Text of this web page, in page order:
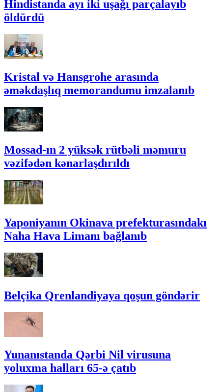
Hindistanda ayı iki uşağı parçalayıb
öldürdü
Kristal və Hansgrohe arasında
əməkdaşlıq memorandumu imzalanıb
Mossad-ın 2 yüksək rütbəli məmuru
vəzifədən kənarlaşdırıldı
Yaponiyanın Okinava prefekturasındakı
Naha Hava Limanı bağlanıb
Belçika Qrenlandiyaya qoşun göndərir
Yunanıstanda Qərbi Nil virusuna
yoluxma halları 65-ə çatıb